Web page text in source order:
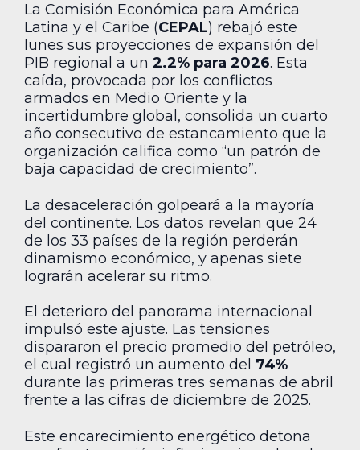
La Comisión Económica para América
Latina y el Caribe (CEPAL) rebajó este
lunes sus proyecciones de expansión del
PIB regional a un 2.2% para 2026. Esta
caída, provocada por los conflictos
armados en Medio Oriente y la
incertidumbre global, consolida un cuarto
año consecutivo de estancamiento que la
organización califica como “un patrón de
baja capacidad de crecimiento”.
La desaceleración golpeará a la mayoría
del continente. Los datos revelan que 24
de los 33 países de la región perderán
dinamismo económico, y apenas siete
lograrán acelerar su ritmo.
El deterioro del panorama internacional
impulsó este ajuste. Las tensiones
dispararon el precio promedio del petróleo,
el cual registró un aumento del 74%
durante las primeras tres semanas de abril
frente a las cifras de diciembre de 2025.
Este encarecimiento energético detona